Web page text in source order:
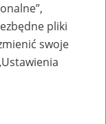
profili
pliki
swoje